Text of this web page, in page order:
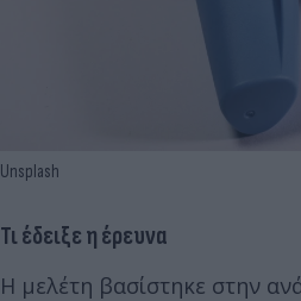
Unsplash
Τι έδειξε η έρευνα
Η μελέτη βασίστηκε στην